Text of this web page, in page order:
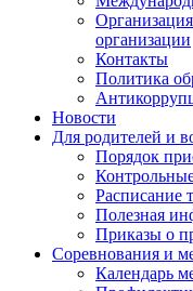
организации
Контакты
Политика
Новости
Для родителей и
Порядок
Расписание
Полезная
Приказы о
Соревнования и
Календарь